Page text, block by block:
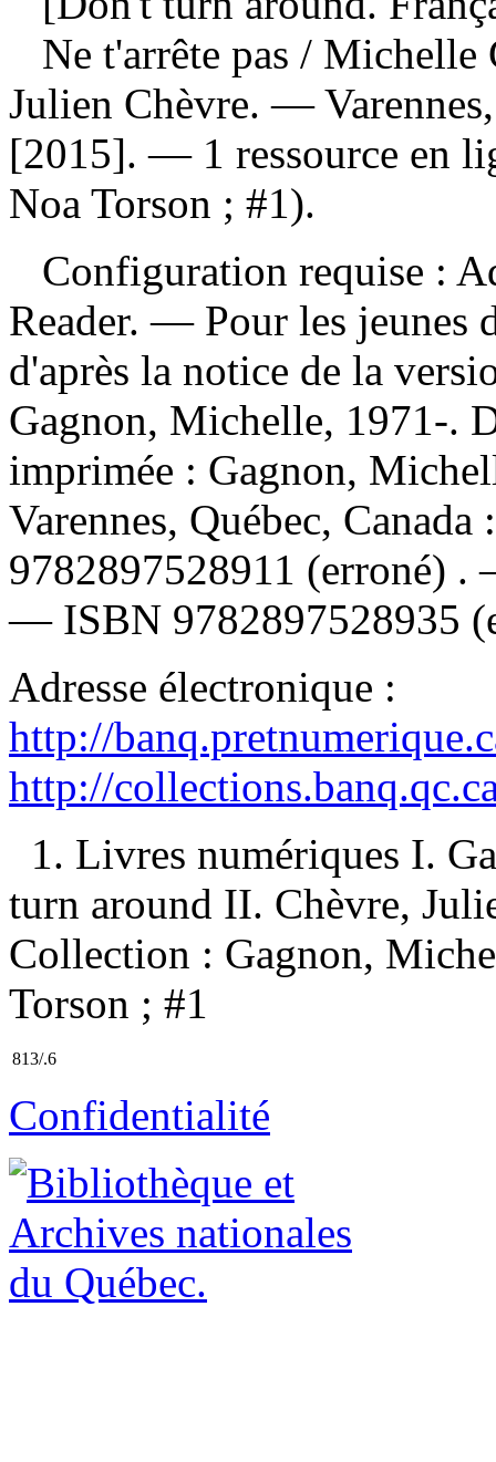
Ne t'arrête pas / Michelle
Julien Chèvre. —
[2015]. — 1 ressource en
Noa Torson ; #1).
Configuration requise :
Reader. — Pour les jeunes
d'après la notice de la
Gagnon, Michelle, 1971-.
imprimée : Gagnon,
Varennes, Québec,
9782897528911 (erroné)
— ISBN 9782897528935
Adresse électronique :
http://
http://
1. Livres numériques I.
turn around II. Chèvre,
Collection : Gagnon,
Torson ; #1
813/.6
Confidentialité